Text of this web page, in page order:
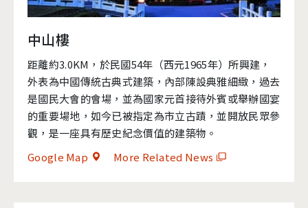
中山樓
距離約3.0KM，於民國54年（西元1965年）所興建，
外表為中國傳統古典式建築，內部陳設典雅細緻，過去
是國民大會的會場，並為國家元首接待外賓或舉辦國宴
的重要場地，如今已被指定為市立古蹟，並開放民眾參
觀，是一座具有歷史紀念價值的建築物。
Google Map
More Related News